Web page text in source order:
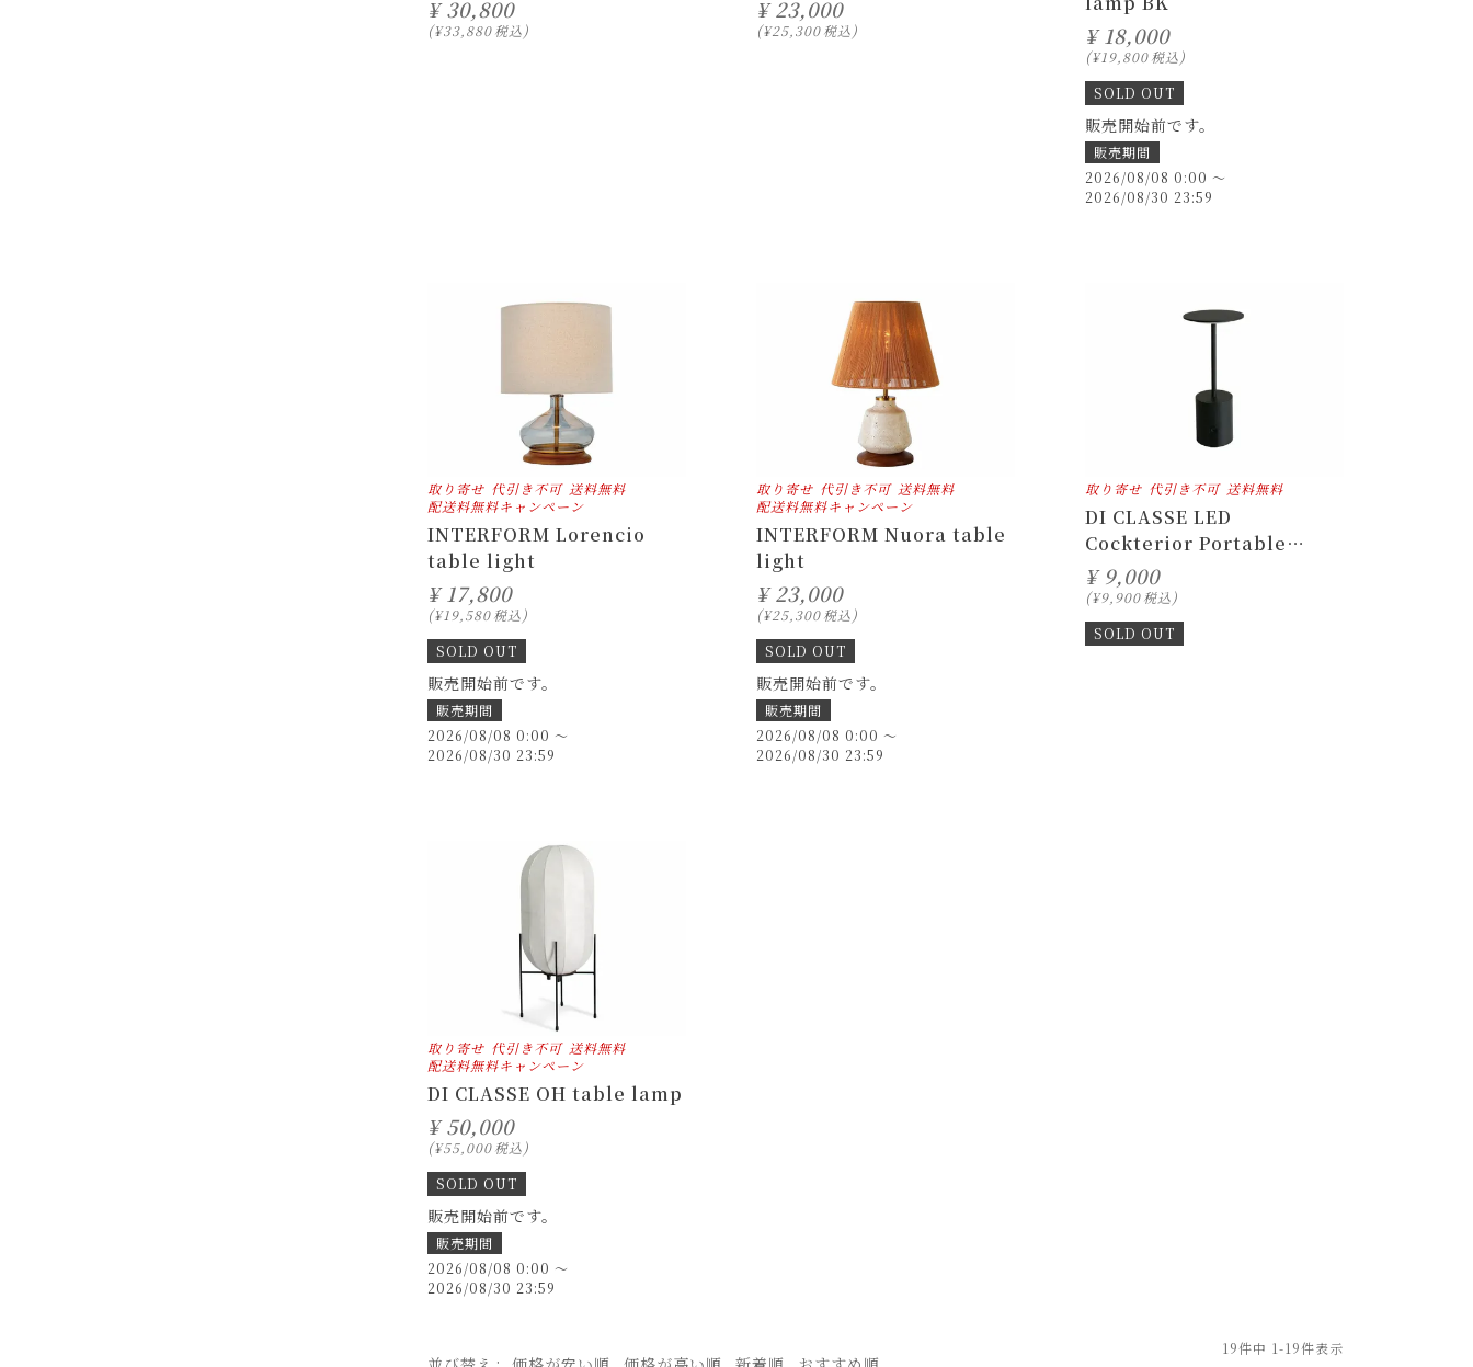
¥ 30,800
¥33,880税込
¥ 23,000
¥25,300税込 ¥ 18,000
¥19,800税込
SOLD OUT
販売開始前です。
販売期間
2026/08/08 0:00 〜
2026/08/30 23:59
取り寄せ 代引き不可 送料無料
配送料無料キャンペーン
INTERFORM Lorencio
table light
¥ 17,800
¥19,580税込
SOLD OUT
販売開始前です。
販売期間
2026/08/08 0:00 〜
2026/08/30 23:59
取り寄せ 代引き不可 送料無料
配送料無料キャンペーン
INTERFORM Nuora table
light
¥ 23,000
¥25,300税込
SOLD OUT
販売開始前です。
販売期間
2026/08/08 0:00 〜
2026/08/30 23:59
取り寄せ 代引き不可 送料無料
DI CLASSE LED
Cockterior Portable
Lamp
¥ 9,000
¥9,900税込
SOLD OUT
取り寄せ 代引き不可 送料無料
配送料無料キャンペーン
DI CLASSE OH table lamp
¥ 50,000
¥55,000税込
SOLD OUT
販売開始前です。
販売期間
2026/08/08 0:00 〜
2026/08/30 23:59
19件中 1-19件表示